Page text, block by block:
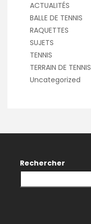
ACTUALITÉS
BALLE DE TENNIS
RAQUETTES
SUJETS
TENNIS
TERRAIN DE TENNIS
Uncategorized
Rechercher